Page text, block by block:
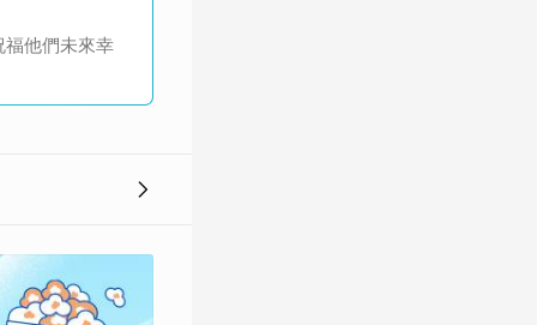
他們未來幸